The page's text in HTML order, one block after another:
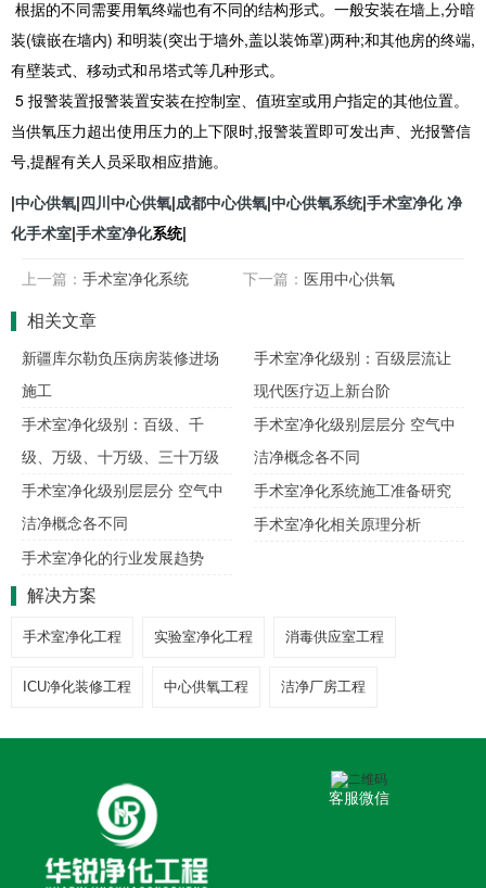
根据的不同需要用氧终端也有不同的结构形式。一般安装在墙上,分暗
装(镶嵌在墙内) 和明装(突出于墙外,盖以装饰罩)两种;和其他房的终端,
有壁装式、移动式和吊塔式等几种形式。
5 报警装置报警装置安装在控制室、值班室或用户指定的其他位置。
当供氧压力超出使用压力的上下限时,报警装置即可发出声、光报警信
号,提醒有关人员采取相应措施。
|中心供氧|四川中心供氧|成都中心供氧|中心供氧系统|手术室净化 净
化手术室|手术室净化系统|
上一篇： 手术室净化系统 下一篇： 医用中心供氧
相关文章
新疆库尔勒负压病房装修进场
施工
手术室净化级别：百级层流让
现代医疗迈上新台阶
手术室净化级别：百级、千
级、万级、十万级、三十万级
手术室净化级别层层分 空气中
洁净概念各不同
手术室净化级别层层分 空气中
洁净概念各不同
手术室净化系统施工准备研究
手术室净化相关原理分析
手术室净化的行业发展趋势
解决方案
手术室净化工程 实验室净化工程 消毒供应室工程
ICU净化装修工程 中心供氧工程 洁净厂房工程
客服微信